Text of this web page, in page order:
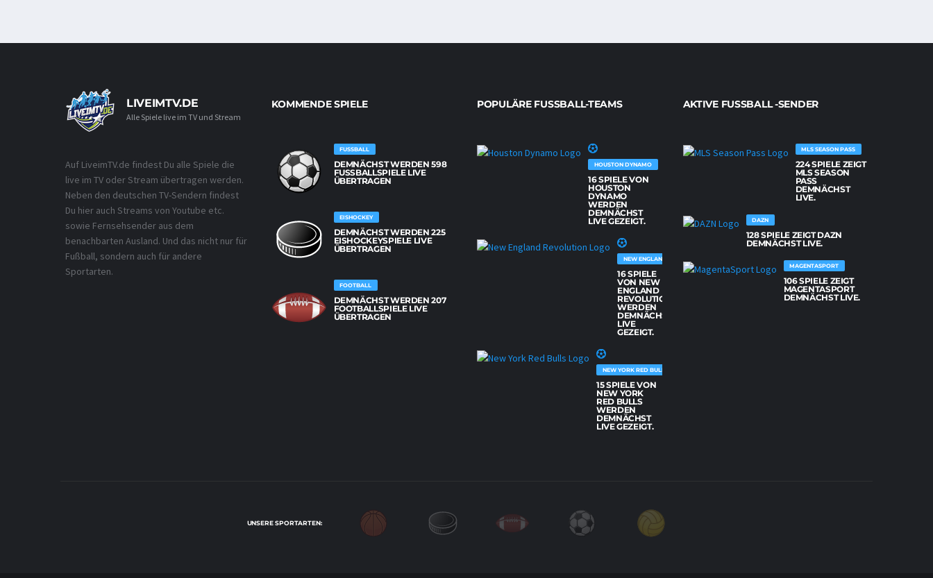
LIVEIMTV.DE
Alle Spiele live im TV und Stream
Auf LiveimTV.de findest Du alle Spiele die
live im TV oder Stream übertragen werden.
Neben den deutschen TV-Sendern findest
Du hier auch Streams von Youtube etc.
sowie Fernsehsender aus dem
benachbarten Ausland. Und das nicht nur für
Fußball, sondern auch für andere
Sportarten.
KOMMENDE SPIELE
FUSSBALL
DEMNÄCHST WERDEN 598
FUSSBALLSPIELE LIVE Ü
BERTRAGEN
EISHOCKEY
DEMNÄCHST WERDEN 225
EISHOCKEYSPIELE LIVE
ÜBERTRAGEN
FOOTBALL
DEMNÄCHST WERDEN 207
FOOTBALLSPIELE LIVE
ÜBERTRAGEN
POPULÄRE FUSSBALL-TEAMS
HOUSTON DYNAMO
16 SPIELE VON
HOUSTON
DYNAMO
WERDEN
DEMNÄCHST
LIVE GEZEIGT.
NEW ENGLAND REVOLUTION
16 SPIELE
VON NEW
ENGLAND
REVOLUTION
WERDEN
DEMNÄCHST
LIVE
GEZEIGT.
NEW YORK RED BULLS
15 SPIELE VON
NEW YORK
RED BULLS
WERDEN
DEMNÄCHST
LIVE GEZEIGT.
AKTIVE FUSSBALL -SENDER
MLS SEASON PASS
224 SPIELE ZEIGT
MLS SEASON
PASS
DEMNÄCHST
LIVE.
DAZN
128 SPIELE ZEIGT DAZN
DEMNÄCHST LIVE.
MAGENTASPORT
106 SPIELE ZEIGT
MAGENTASPORT
DEMNÄCHST LIVE.
UNSERE SPORTARTEN: